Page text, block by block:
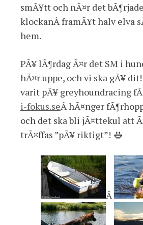
smÃ¥tt och nÃ¤r det
klockanÂ framÃ¥t halv elva
hem.
PÃ¥ lÃ¶rdag Ã¤r det SM i
hÃ¤r uppe, och vi ska gÃ¥
varit pÃ¥ greyhoundracing
i-fokus.seÂ hÃ¤nger
och det ska bli jÃ¤ttekul att
trÃ¤ffas ”pÃ¥ riktigt”!
Â